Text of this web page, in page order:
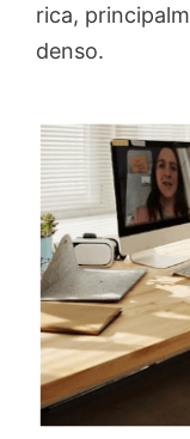
rica,
denso.